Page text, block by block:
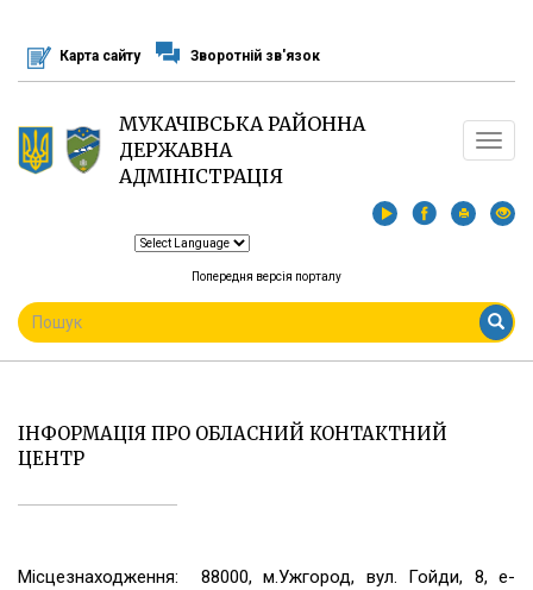
основного
матеріалу
Карта сайту Зворотній зв'язок
МУКАЧІВСЬКА РАЙОННА
ДЕРЖАВНА
АДМІНІСТРАЦІЯ
Toggle
Попередня версія порталу
ПОШУКОВА
ФОРМА
Пошук
ІНФОРМАЦІЯ ПРО ОБЛАСНИЙ КОНТАКТНИЙ
ЦЕНТР
Місцезнаходження: 88000, м.Ужгород, вул. Гойди, 8, e-